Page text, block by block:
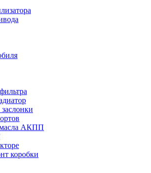
масла АКПП
коробки